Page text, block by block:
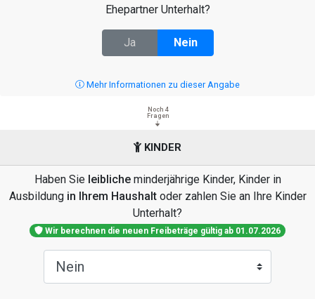
Ehepartner Unterhalt?
Ja Nein
Mehr Informationen zu dieser Angabe
Noch 4
Fragen
KINDER
Haben Sie leiblicheminderjährige Kinder, Kinder in
Ausbildung in Ihrem Haushaltoder zahlen Sie an Ihre Kinder
Unterhalt?
Wir berechnen die neuen Freibeträge gültig ab 01.07.2026